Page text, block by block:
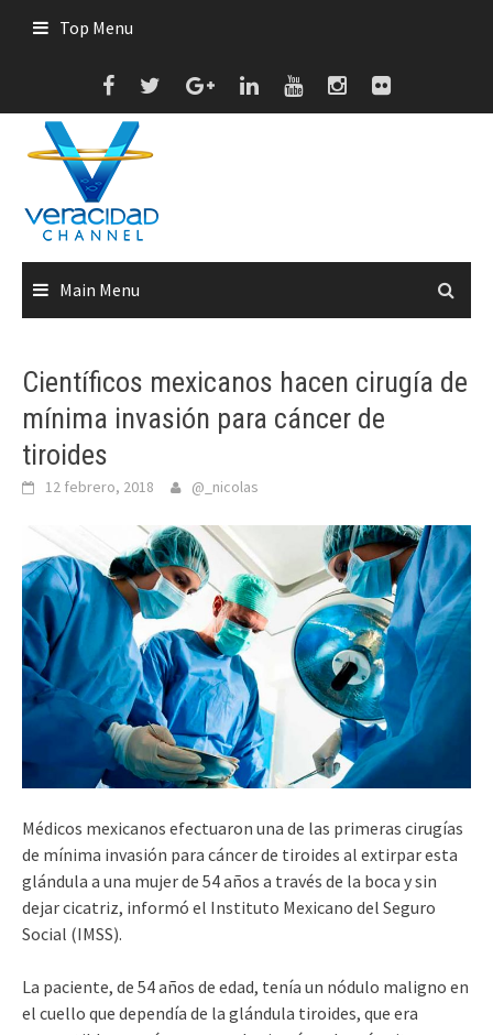
Top Menu
Main Menu
Científicos mexicanos hacen cirugía de
mínima invasión para cáncer de
tiroides
12 febrero, 2018 @_nicolas
Médicos mexicanos efectuaron una de las primeras cirugías
de mínima invasión para cáncer de tiroides al extirpar esta
glándula a una mujer de 54 años a través de la boca y sin
dejar cicatriz, informó el Instituto Mexicano del Seguro
Social (IMSS).
La paciente, de 54 años de edad, tenía un nódulo maligno en
el cuello que dependía de la glándula tiroides, que era